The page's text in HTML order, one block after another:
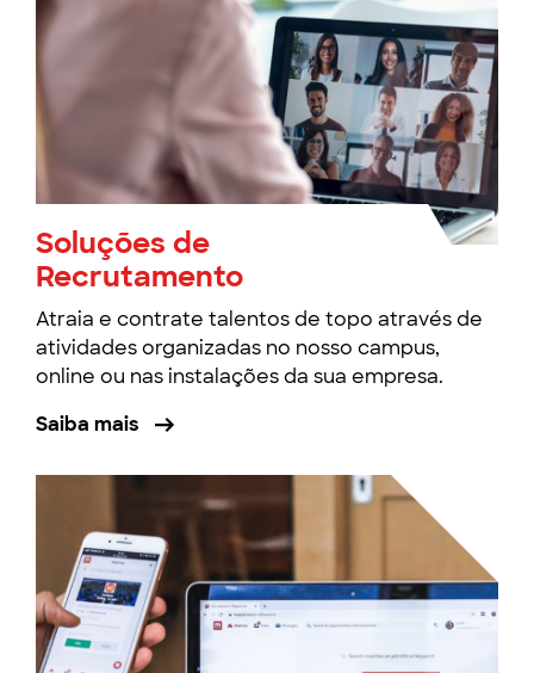
Soluções de
Recrutamento
Atraia e contrate talentos de topo através de
atividades organizadas no nosso campus,
online ou nas instalações da sua empresa.
Saiba mais